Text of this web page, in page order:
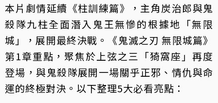
本片劇情延續《柱訓練篇》，主角炭治郎與鬼
殺隊九柱全面潛入鬼王無慘的根據地「無限
城」，展開最終決戰。《鬼滅之刃 無限城篇》
第1章重點，聚焦於上弦之三「猗窩座」再度
登場，與鬼殺隊展開一場關乎正邪、情仇與命
運的終極對決。以下整理5大必看亮點：